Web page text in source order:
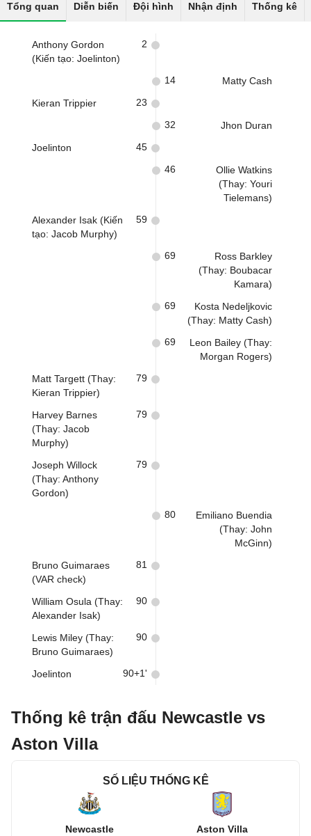
Tổng quan Diễn biến Đội hình Nhận định Thống kê
Anthony Gordon
(Kiến tạo: Joelinton)
2
Matty Cash
14
Kieran Trippier 23
Jhon Duran
32
Joelinton 45
Ollie Watkins
(Thay: Youri
Tielemans)
46
Alexander Isak (Kiến
tạo: Jacob Murphy)
59
Ross Barkley
(Thay: Boubacar
Kamara)
69
Kosta Nedeljkovic
(Thay: Matty Cash)
69
Leon Bailey (Thay:
Morgan Rogers)
69
Matt Targett (Thay:
Kieran Trippier)
79
Harvey Barnes
(Thay: Jacob
Murphy)
79
Joseph Willock
(Thay: Anthony
Gordon)
79
Emiliano Buendia
(Thay: John
McGinn)
80
Bruno Guimaraes
(VAR check)
81
William Osula (Thay:
Alexander Isak)
90
Lewis Miley (Thay:
Bruno Guimaraes)
90
Joelinton 90+1'
Thống kê trận đấu Newcastle vs
Aston Villa
SỐ LIỆU THỐNG KÊ
Newcastle Aston Villa